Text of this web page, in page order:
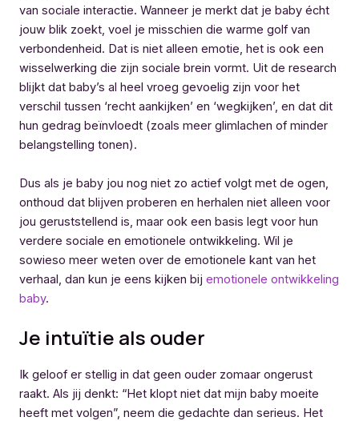
van sociale interactie. Wanneer je merkt dat je baby écht
jouw blik zoekt, voel je misschien die warme golf van
verbondenheid. Dat is niet alleen emotie, het is ook een
wisselwerking die zijn sociale brein vormt. Uit de research
blijkt dat baby’s al heel vroeg gevoelig zijn voor het
verschil tussen ‘recht aankijken’ en ‘wegkijken’, en dat dit
hun gedrag beïnvloedt (zoals meer glimlachen of minder
belangstelling tonen).
Dus als je baby jou nog niet zo actief volgt met de ogen,
onthoud dat blijven proberen en herhalen niet alleen voor
jou geruststellend is, maar ook een basis legt voor hun
verdere sociale en emotionele ontwikkeling. Wil je
sowieso meer weten over de emotionele kant van het
verhaal, dan kun je eens kijken bij emotionele ontwikkeling
baby.
Je intuïtie als ouder
Ik geloof er stellig in dat geen ouder zomaar ongerust
raakt. Als jij denkt: “Het klopt niet dat mijn baby moeite
heeft met volgen”, neem die gedachte dan serieus. Het